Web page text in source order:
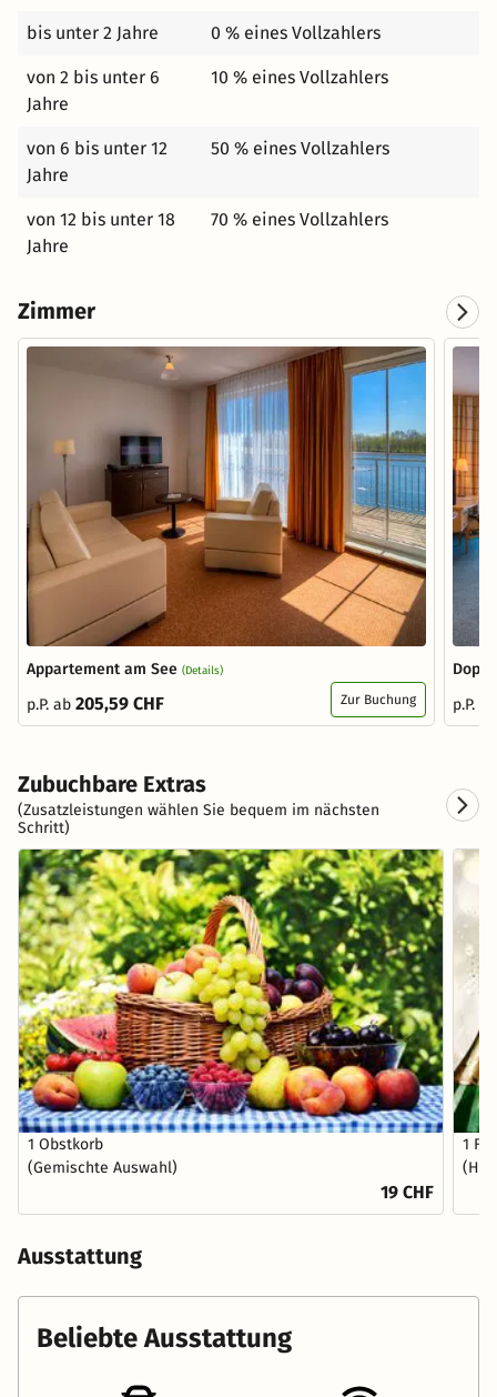
bis unter 2 Jahre 0 % eines Vollzahlers
von 2 bis unter 6
Jahre
10 % eines Vollzahlers
von 6 bis unter 12
Jahre
50 % eines Vollzahlers
von 12 bis unter 18
Jahre
70 % eines Vollzahlers
Zimmer
Appartement am See (Details)
p.P. ab 205,59 CHF Zur Buchung
p.P.
Zubuchbare Extras
(Zusatzleistungen wählen Sie bequem im nächsten
Schritt)
1 Obstkorb
(Gemischte Auswahl)
19 CHF
1
Ausstattung
Beliebte Ausstattung